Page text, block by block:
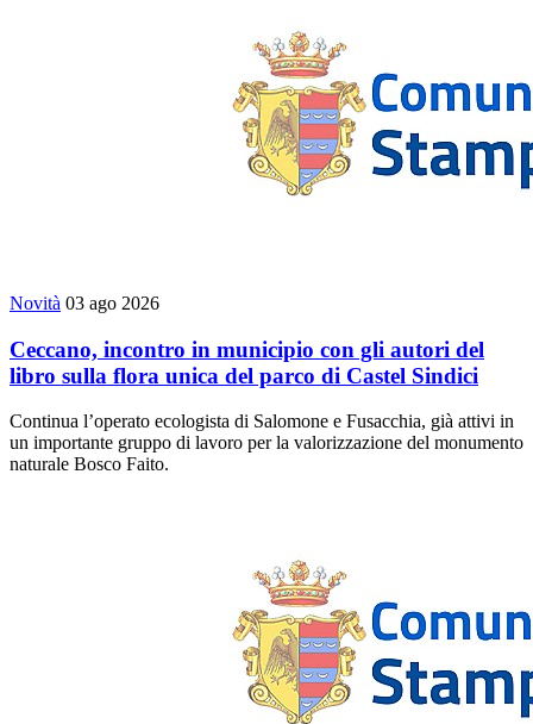
Novità 03 ago 2026
Ceccano, incontro in municipio con gli autori del
libro sulla flora unica del parco di Castel Sindici
Continua l’operato ecologista di Salomone e Fusacchia, già attivi in
un importante gruppo di lavoro per la valorizzazione del monumento
naturale Bosco Faito.